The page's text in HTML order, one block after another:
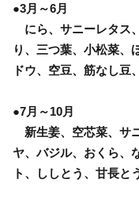
●3月～6月
にら、サニーレタス
り、三つ葉、小松菜、
ドウ、空豆、筋なし豆
●7月～10月
新生姜、空芯菜、サ
ヤ、バジル、おくら、
ト、ししとう、甘長と